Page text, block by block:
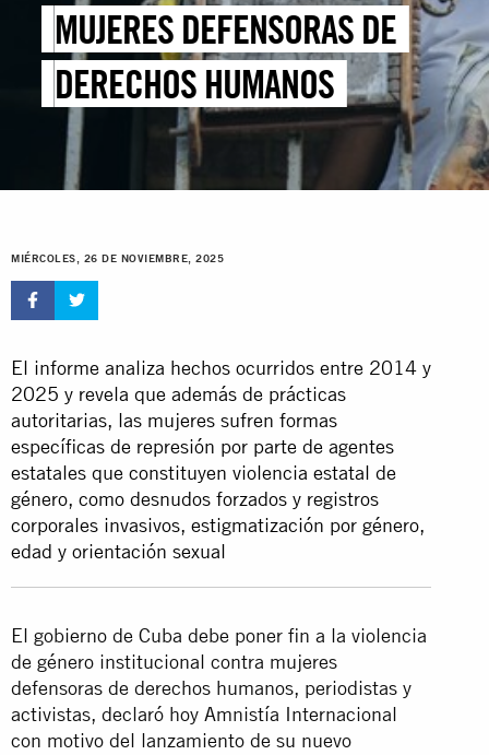
MUJERES DEFENSORAS DE
DERECHOS HUMANOS
MIÉRCOLES, 26 DE NOVIEMBRE, 2025
El informe analiza hechos ocurridos entre 2014 y
2025 y revela que además de prácticas
autoritarias, las mujeres sufren formas
específicas de represión por parte de agentes
estatales que constituyen violencia estatal de
género, como desnudos forzados y registros
corporales invasivos, estigmatización por género,
edad y orientación sexual
El gobierno de Cuba debe poner fin a la violencia
de género institucional contra mujeres
defensoras de derechos humanos, periodistas y
activistas, declaró hoy Amnistía Internacional
con motivo del lanzamiento de su nuevo